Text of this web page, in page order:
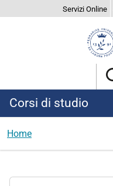
Servizi Online
Corsi di studio
Home